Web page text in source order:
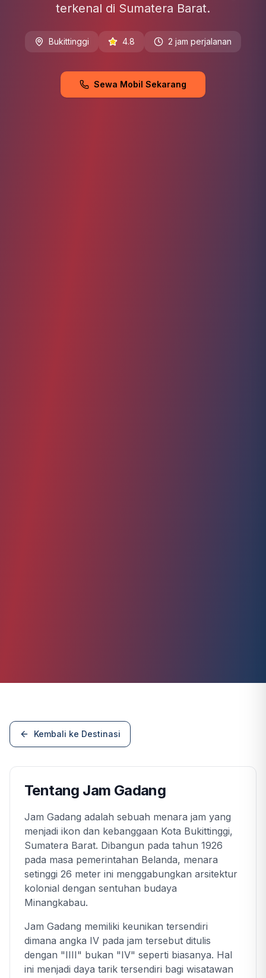
terkenal di Sumatera Barat.
Bukittinggi 4.8 2 jam perjalanan
Sewa Mobil Sekarang
Kembali ke Destinasi
Tentang Jam Gadang
Jam Gadang adalah sebuah menara jam yang
menjadi ikon dan kebanggaan Kota Bukittinggi,
Sumatera Barat. Dibangun pada tahun 1926
pada masa pemerintahan Belanda, menara
setinggi 26 meter ini menggabungkan arsitektur
kolonial dengan sentuhan budaya
Minangkabau.
Jam Gadang memiliki keunikan tersendiri
dimana angka IV pada jam tersebut ditulis
dengan "IIII" bukan "IV" seperti biasanya. Hal
ini menjadi daya tarik tersendiri bagi wisatawan